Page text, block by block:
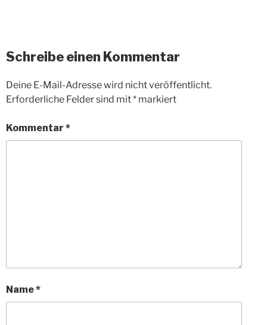
Schreibe einen Kommentar
Deine E-Mail-Adresse wird nicht veröffentlicht.
Erforderliche Felder sind mit* markiert
Kommentar *
Name*